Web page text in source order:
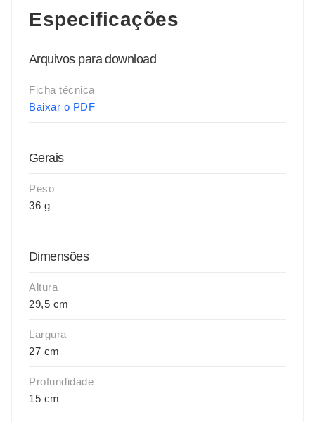
Especificações
Arquivos para download
Ficha técnica
Baixar o PDF
Gerais
Peso
36 g
Dimensões
Altura
29,5 cm
Largura
27 cm
Profundidade
15 cm